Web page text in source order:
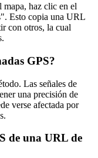
mapa, haz clic en el
Esto copia una URL
con otros, la cual
GPS?
Las señales de
una precisión de
verse afectada por
de una URL de